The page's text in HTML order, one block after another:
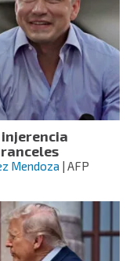
injerencia
Mendoza | AFP